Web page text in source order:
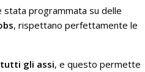
stata programmata su delle
, rispettano perfettamente le
gli assi, e questo permette